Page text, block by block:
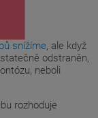
snížíme, ale když
odstraněn,
neboli
rozhoduje